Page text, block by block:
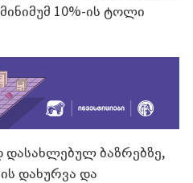
10%-ის ტოლი
დასახლებულ ბაზრებზე,
დახურვა და